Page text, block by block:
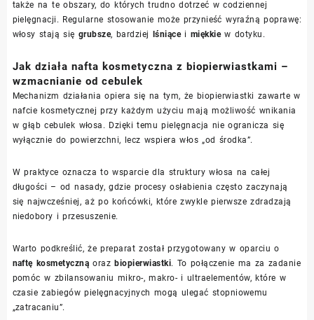
także na te obszary, do których trudno dotrzeć w codziennej
pielęgnacji. Regularne stosowanie może przynieść wyraźną poprawę:
włosy stają się grubsze, bardziej lśniącei miękkiew dotyku.
Jak działa nafta kosmetyczna z biopierwiastkami –
wzmacnianie od cebulek
Mechanizm działania opiera się na tym, że biopierwiastki zawarte w
nafcie kosmetycznej przy każdym użyciu mają możliwość wnikania
w głąb cebulek włosa. Dzięki temu pielęgnacja nie ogranicza się
wyłącznie do powierzchni, lecz wspiera włos „od środka”.
W praktyce oznacza to wsparcie dla struktury włosa na całej
długości – od nasady, gdzie procesy osłabienia często zaczynają
się najwcześniej, aż po końcówki, które zwykle pierwsze zdradzają
niedobory i przesuszenie.
Warto podkreślić, że preparat został przygotowany w oparciu o
naftę kosmetyczną orazbiopierwiastki. To połączenie ma za zadanie
pomóc w zbilansowaniu mikro-, makro- i ultraelementów, które w
czasie zabiegów pielęgnacyjnych mogą ulegać stopniowemu
„zatracaniu”.